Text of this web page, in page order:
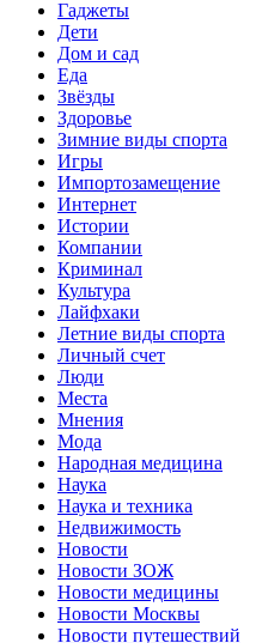
Гаджеты
Дети
Дом и сад
Еда
Звёзды
Здоровье
Зимние виды спорта
Игры
Импортозамещение
Интернет
Истории
Компании
Криминал
Культура
Лайфхаки
Летние виды спорта
Личный счет
Люди
Места
Мнения
Мода
Народная медицина
Наука
Наука и техника
Недвижимость
Новости
Новости ЗОЖ
Новости медицины
Новости Москвы
Новости путешествий